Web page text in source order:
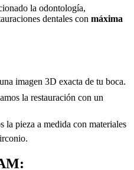
la odontología,
dentales con máxima
imagen 3D exacta de tu boca.
la restauración con un
la pieza a medida con materiales